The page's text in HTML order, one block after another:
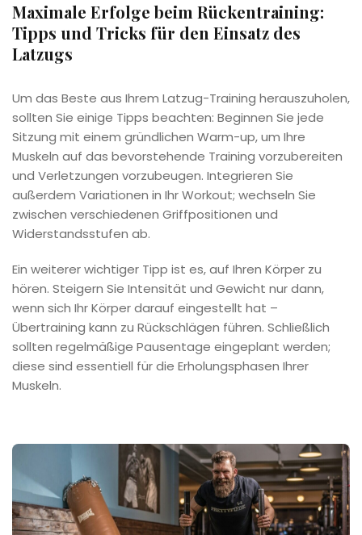
Maximale Erfolge beim Rückentraining:
Tipps und Tricks für den Einsatz des
Latzugs
Um das Beste aus Ihrem Latzug-Training herauszuholen,
sollten Sie einige Tipps beachten: Beginnen Sie jede
Sitzung mit einem gründlichen Warm-up, um Ihre
Muskeln auf das bevorstehende Training vorzubereiten
und Verletzungen vorzubeugen. Integrieren Sie
außerdem Variationen in Ihr Workout; wechseln Sie
zwischen verschiedenen Griffpositionen und
Widerstandsstufen ab.
Ein weiterer wichtiger Tipp ist es, auf Ihren Körper zu
hören. Steigern Sie Intensität und Gewicht nur dann,
wenn sich Ihr Körper darauf eingestellt hat –
Übertraining kann zu Rückschlägen führen. Schließlich
sollten regelmäßige Pausentage eingeplant werden;
diese sind essentiell für die Erholungsphasen Ihrer
Muskeln.